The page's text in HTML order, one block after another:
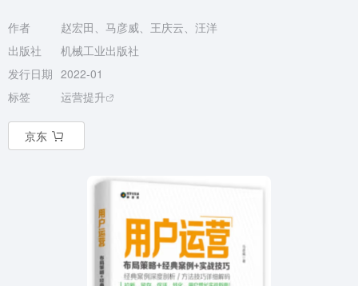
作者
赵宏田、马彦威、王庆云、汪洋
出版社
机械工业出版社
发行日期 2022-01
标签
运营提升
京东